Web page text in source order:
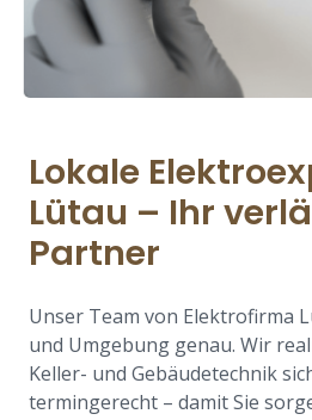
Lokale
Lütau – Ihr
Partner
Unser Team von Elektrofirma
und Umgebung genau. Wir
Keller- und Gebäudetechnik
termingerecht – damit Sie